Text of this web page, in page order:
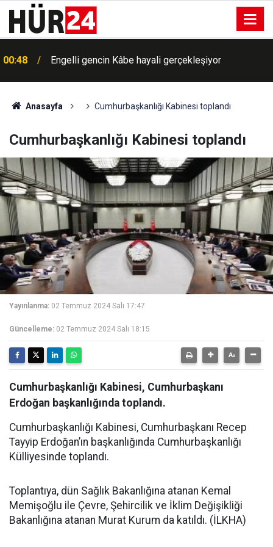
00:48 Engelli gencin Kâbe hayali gerçekleşiyor
Anasayfa Cumhurbaşkanlığı Kabinesi toplandı
Cumhurbaşkanlığı Kabinesi toplandı
Yayınlanma: 02 Temmuz 2024 Salı 17:47
Güncelleme: 02 Temmuz 2024 Salı 18:15
Cumhurbaşkanlığı Kabinesi, Cumhurbaşkanı
Erdoğan başkanlığında toplandı.
Cumhurbaşkanlığı Kabinesi, Cumhurbaşkanı Recep
Tayyip Erdoğan’ın başkanlığında Cumhurbaşkanlığı
Külliyesinde toplandı.
Toplantıya, dün Sağlık Bakanlığına atanan Kemal
Memişoğlu ile Çevre, Şehircilik ve İklim Değişikliği
Bakanlığına atanan Murat Kurum da katıldı. (İLKHA)